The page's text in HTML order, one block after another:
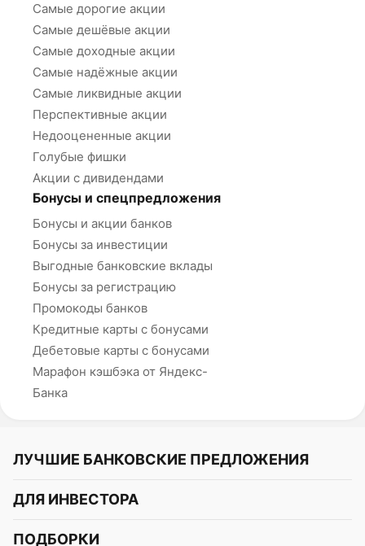
Самые дорогие акции
Самые дешёвые акции
Самые доходные акции
Самые надёжные акции
Самые ликвидные акции
Перспективные акции
Недооцененные акции
Голубые фишки
Акции с дивидендами
Бонусы и спецпредложения
Бонусы и акции банков
Бонусы за инвестиции
Выгодные банковские вклады
Бонусы за регистрацию
Промокоды банков
Кредитные карты с бонусами
Дебетовые карты с бонусами
Марафон кэшбэка от Яндекс-
Банка
ЛУЧШИЕ БАНКОВСКИЕ ПРЕДЛОЖЕНИЯ
Альфа-Банк
ДЛЯ ИНВЕСТОРА
Курс акций
ПОДБОРКИ